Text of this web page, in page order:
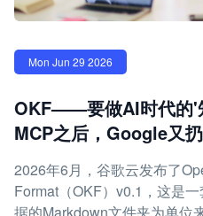
Mon Jun 29 2026
OKF——要做AI时代的'
MCP之后，Google又
2026年6月，谷歌云发布了
Format（OKF）v0.1，这是